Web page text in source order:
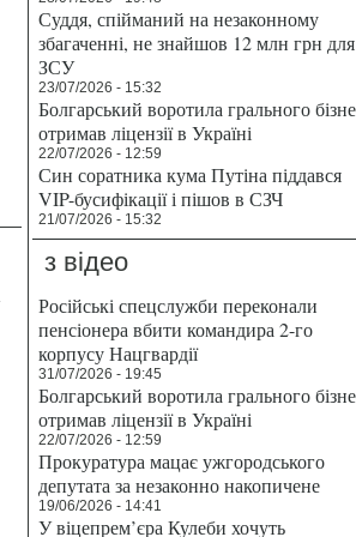
Суддя, спійманий на незаконному
збагаченні, не знайшов 12 млн грн для
ЗСУ
23/07/2026 - 15:32
Болгарський воротила грального
отримав ліцензії в Україні
22/07/2026 - 12:59
Син соратника кума Путіна піддався
VIP-бусифікації і пішов в СЗЧ
21/07/2026 - 15:32
з відео
Російські спецслужби переконали
пенсіонера вбити командира 2-го
корпусу Нацгвардії
31/07/2026 - 19:45
Болгарський воротила грального
отримав ліцензії в Україні
22/07/2026 - 12:59
Прокуратура мацає ужгородського
депутата за незаконно накопичене
19/06/2026 - 14:41
У віцепрем’єра Кулеби хочуть